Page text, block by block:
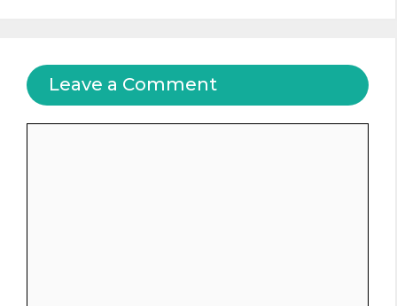
Leave a Comment